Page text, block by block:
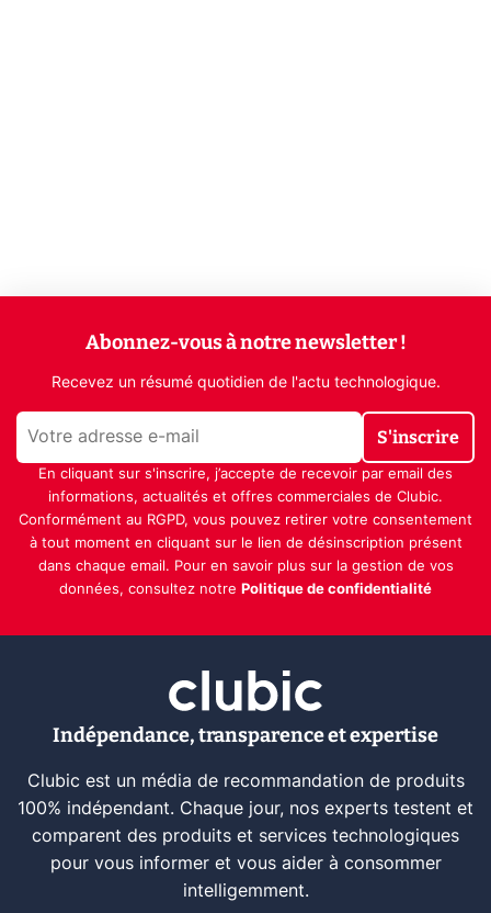
Abonnez-vous à notre newsletter !
Recevez un résumé quotidien de l'actu technologique.
S'inscrire
En cliquant sur s'inscrire, j’accepte de recevoir par email des
informations, actualités et offres commerciales de Clubic.
Conformément au RGPD, vous pouvez retirer votre consentement
à tout moment en cliquant sur le lien de désinscription présent
dans chaque email. Pour en savoir plus sur la gestion de vos
données, consultez notre Politique de confidentialité
Indépendance, transparence et expertise
Clubic est un média de recommandation de produits
100% indépendant. Chaque jour, nos experts testent et
comparent des produits et services technologiques
pour vous informer et vous aider à consommer
intelligemment.